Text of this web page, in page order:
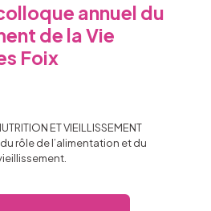
annuel du
de la Vie
Foix
ET VIEILLISSEMENT
rôle de l’alimentation et du